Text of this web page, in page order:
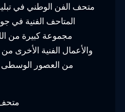
متحف الفن الوطني في
المتاحف الفنية في
مجموعة كبيرة من
والأعمال الفنية الأخرى
من العصور الوسطى
2.